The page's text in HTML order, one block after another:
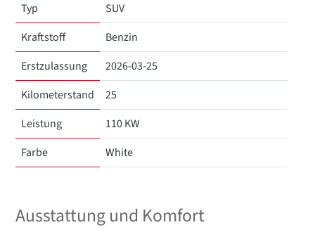
Typ
SUV
Kraftstoff
Benzin
Erstzulassung
2026-03-25
Kilometerstand
25
Leistung
110 KW
Farbe
White
Ausstattung und Komfort